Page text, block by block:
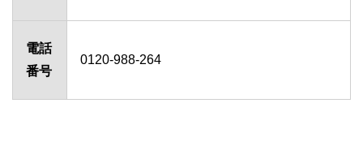
電話
番号
0120-988-264